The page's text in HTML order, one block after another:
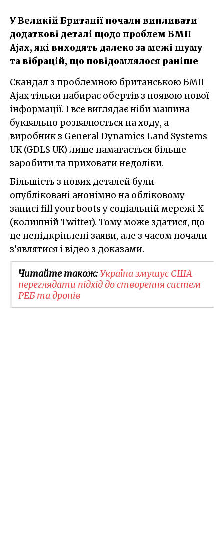
У Великій Британії почали випливати
додаткові деталі щодо проблем БМП
Ajax, які виходять далеко за межі шуму
та вібрацій, що повідомлялося раніше
Скандал з проблемною британською БМП
Ajax тільки набирає обертів з появою нової
інформації. І все виглядає ніби машина
буквально розвалюється на ходу, а
виробник з General Dynamics Land Systems
UK (GDLS UK) лише намагається більше
заробити та приховати недоліки.
Більшість з нових деталей були
опубліковані анонімно на обліковому
записі fill your boots у соціальній мережі X
(колишній Twitter). Тому може здатися, що
це непідкріплені заяви, але з часом почали
з’являтися і відео з доказами.
Читайте також:Україна змушує США
переглядати підхід до створення систем
РЕБ та дронів